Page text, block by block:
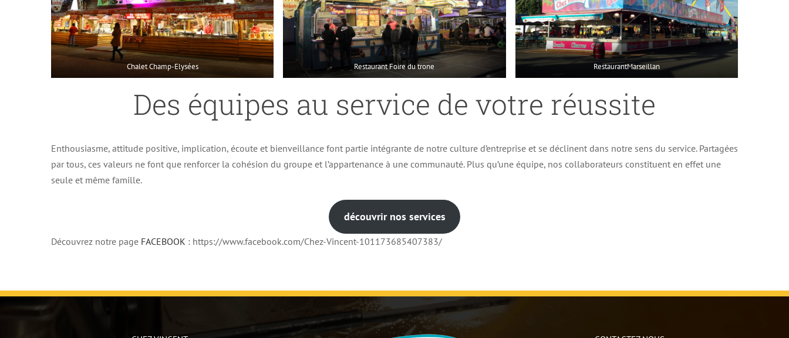
Chalet Champ-Elysées Restaurant Foire du trone RestaurantMarseillan
Des équipes au service de votre réussite
Enthousiasme, attitude positive, implication, écoute et bienveillance font partie intégrante de notre culture d’entreprise et se déclinent dans notre sens du service. Partagées
par tous, ces valeurs ne font que renforcer la cohésion du groupe et l’appartenance à une communauté. Plus qu’une équipe, nos collaborateurs constituent en effet une
seule et même famille.
découvrir nos services
Découvrez notre page FACEBOOK : https://www.facebook.com/Chez-Vincent-101173685407383/